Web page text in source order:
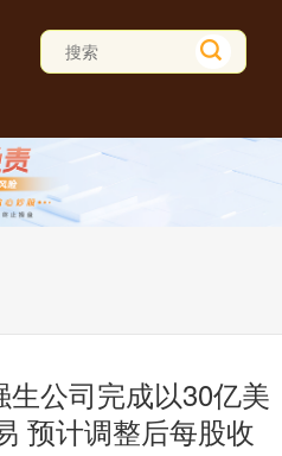
公司完成以30亿美
预计调整后每股收